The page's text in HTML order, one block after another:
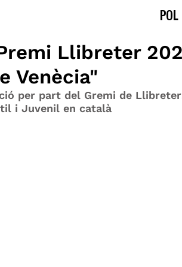
POL
Llibreter
Venècia"
per part del Gremi de
i Juvenil en català